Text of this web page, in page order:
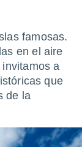
famosas.
en el aire
a
que
de la